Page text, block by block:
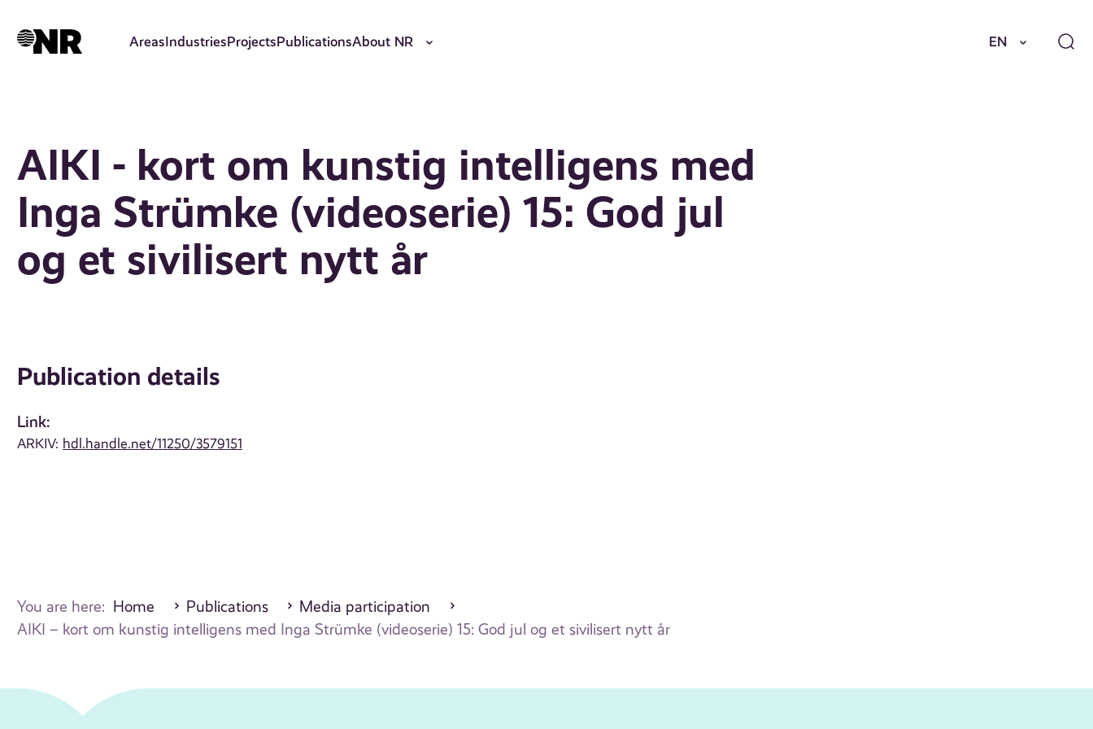
AreasIndustriesProjectsPublicationsAbout NR EN
AIKI - kort om kunstig intelligens med
Inga Strümke (videoserie) 15: God jul
og et sivilisert nytt år
Publication details
Link:
ARKIV: hdl.handle.net/11250/3579151
You are here: Home Publications
Media participation
AIKI – kort om kunstig intelligens med Inga Strümke (videoserie) 15: God jul og et sivilisert nytt år